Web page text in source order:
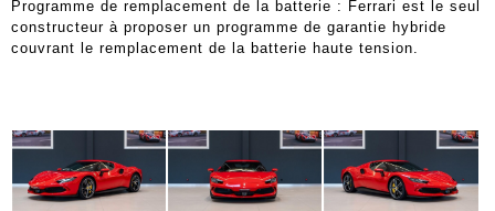
Programme de remplacement de la batterie : Ferrari est le seul
constructeur à proposer un programme de garantie hybride
couvrant le remplacement de la batterie haute tension.